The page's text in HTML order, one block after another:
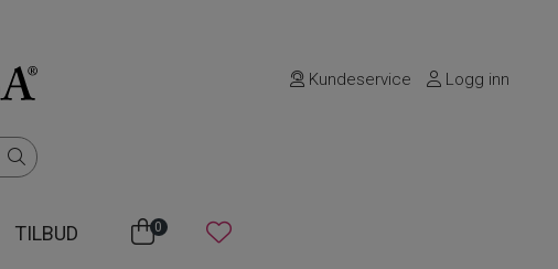
Kundeservice Logg inn
TILBUD 0